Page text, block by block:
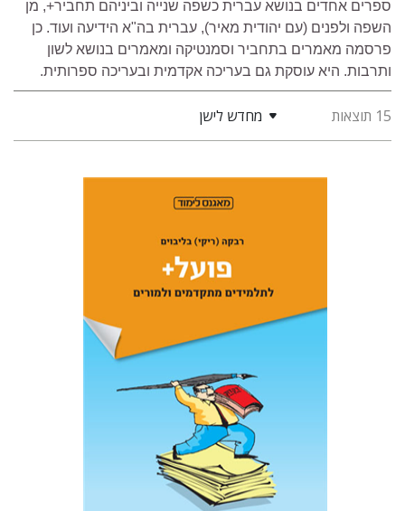
ספרים אחדים בנושא עברית כשפה שנייה וביניהם תחביר+, מן
השפה ולפנים (עם יהודית מאיר), עברית בה"א הידיעה ועוד. כן
פרסמה מאמרים בתחביר וסמנטיקה ומאמרים בנושא לשון
ותרבות. היא עוסקת גם בעריכה אקדמית ובעריכה ספרותית.
15 תוצאות מחדש לישן
רבקה בליבוים
הנחת אתר ספר מודפס
$35
$32